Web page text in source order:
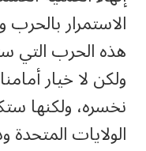
الاستمرار
هذه الحرب التي
ولكن لا خيار
نخسره، ولكنها
الولايات المتحدة